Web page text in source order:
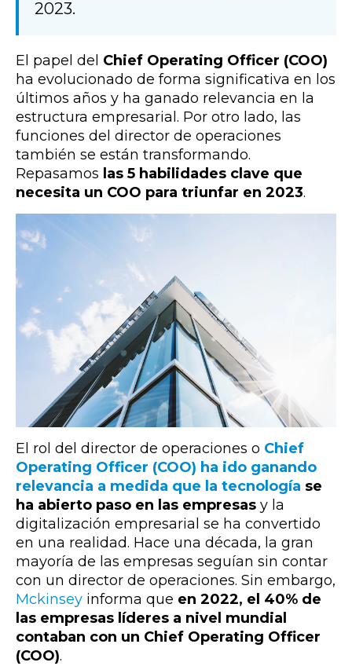
2023.
El papel del Chief Operating Officer (COO)
ha evolucionado de forma significativa en los
últimos años y ha ganado relevancia en la
estructura empresarial. Por otro lado, las
funciones del director de operaciones
también se están transformando.
Repasamos las 5 habilidades clave que
necesita un COO para triunfar en 2023.
El rol del director de operaciones o Chief
Operating Officer (COO) ha ido ganando
relevancia a medida que la tecnología se
ha abierto paso en las empresas y la
digitalización empresarial se ha convertido
en una realidad. Hace una década, la gran
mayoría de las empresas seguían sin contar
con un director de operaciones. Sin embargo,
Mckinsey informa que en 2022, el 40% de
las empresas líderes a nivel mundial
contaban con un Chief Operating Officer
(COO).